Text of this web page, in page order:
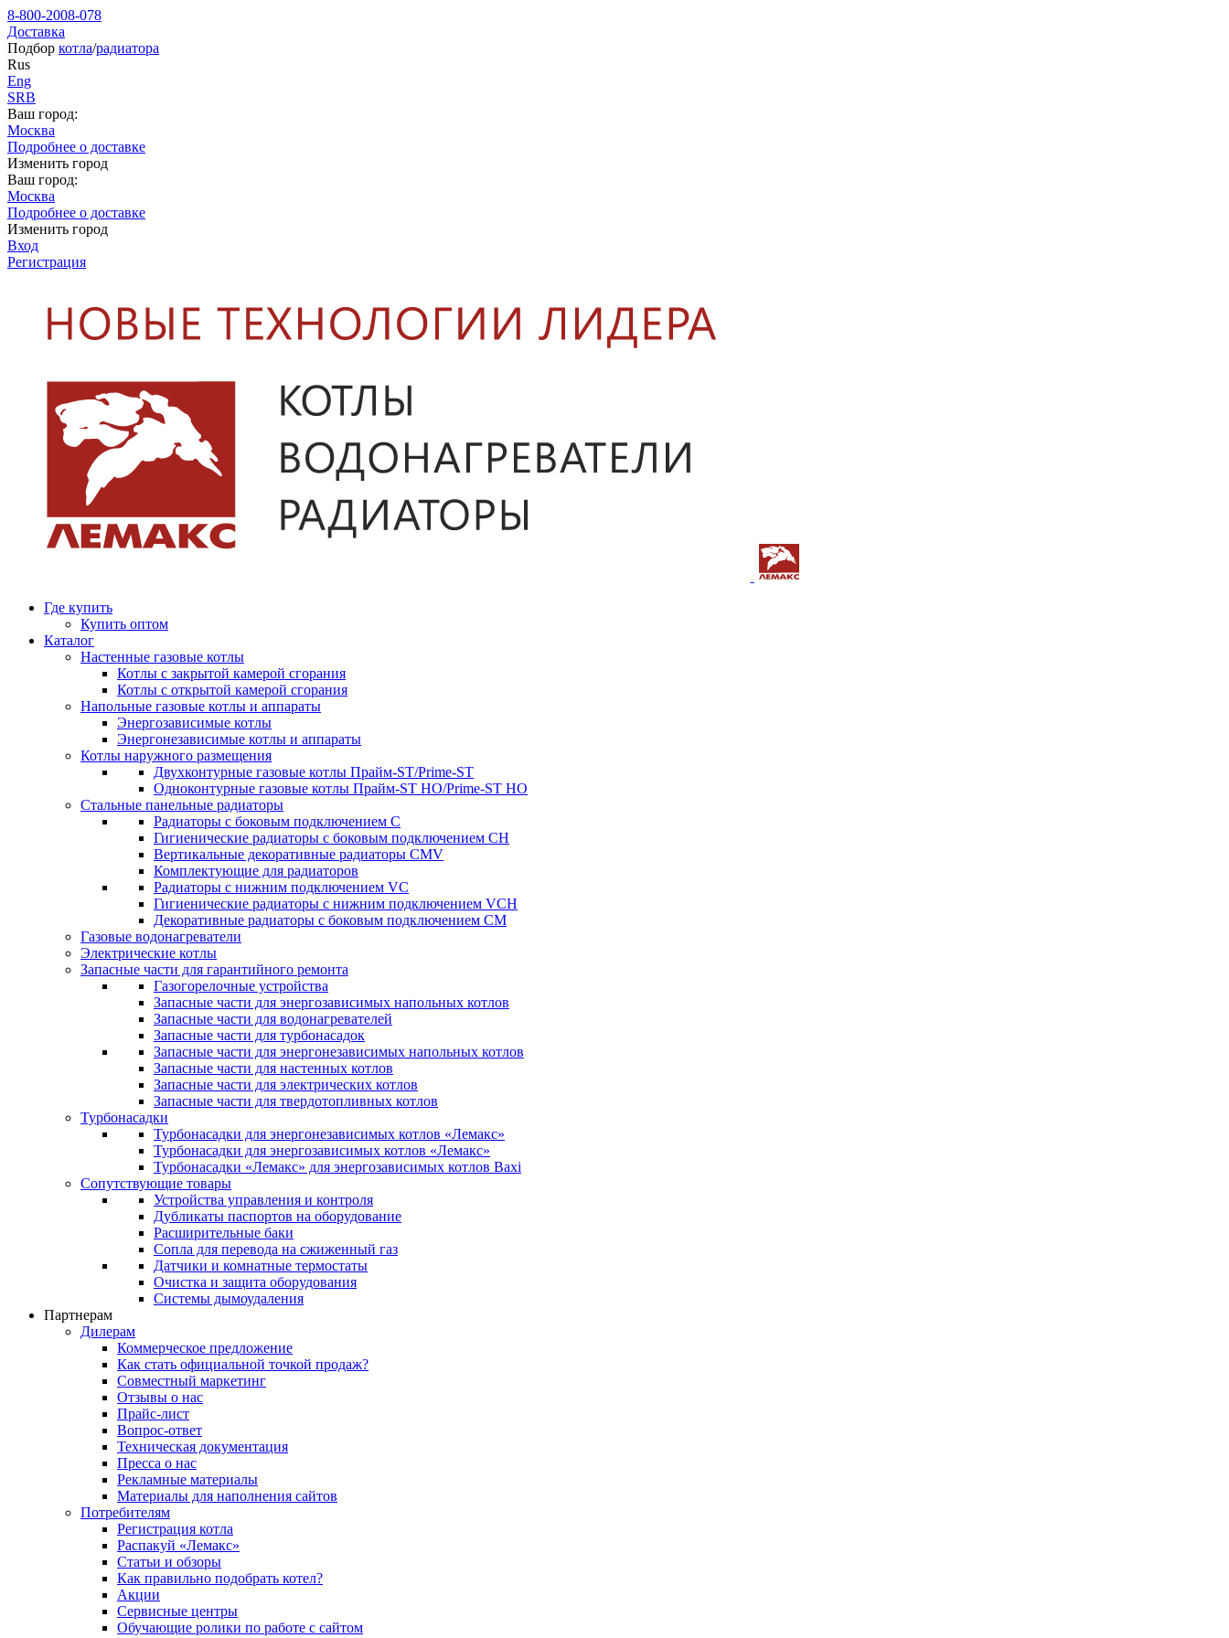
8-800-2008-078
Доставка
Подбор котла/радиатора
Rus
Eng
SRB
Ваш город:
Москва
Подробнее о доставке
Изменить город
Ваш город:
Москва
Подробнее о доставке
Изменить город
Вход
Регистрация
Где купить
Купить оптом
Каталог
Настенные газовые котлы
Котлы с закрытой камерой сгорания
Котлы с открытой камерой сгорания
Напольные газовые котлы и аппараты
Энергозависимые котлы
Энергонезависимые котлы и аппараты
Котлы наружного размещения
Двухконтурные газовые котлы Прайм-ST/Prime-ST
Одноконтурные газовые котлы Прайм-ST HO/Prime-ST HO
Стальные панельные радиаторы
Радиаторы c боковым подключением C
Гигиенические радиаторы c боковым подключением CH
Вертикальные декоративные радиаторы CMV
Комплектующие для радиаторов
Радиаторы c нижним подключением VC
Гигиенические радиаторы c нижним подключением VCH
Декоративные радиаторы с боковым подключением CM
Газовые водонагреватели
Электрические котлы
Запасные части для гарантийного ремонта
Газогорелочные устройства
Запасные части для энергозависимых напольных котлов
Запасные части для водонагревателей
Запасные части для турбонасадок
Запасные части для энергонезависимых напольных котлов
Запасные части для настенных котлов
Запасные части для электрических котлов
Запасные части для твердотопливных котлов
Турбонасадки
Турбонасадки для энергонезависимых котлов «Лемакс»
Турбонасадки для энергозависимых котлов «Лемакс»
Турбонасадки «Лемакс» для энергозависимых котлов Baxi
Сопутствующие товары
Устройства управления и контроля
Дубликаты паспортов на оборудование
Расширительные баки
Сопла для перевода на сжиженный газ
Датчики и комнатные термостаты
Очистка и защита оборудования
Системы дымоудаления
Партнерам
Дилерам
Коммерческое предложение
Как стать официальной точкой продаж?
Совместный маркетинг
Отзывы о нас
Прайс-лист
Вопрос-ответ
Техническая документация
Пресса о нас
Рекламные материалы
Материалы для наполнения сайтов
Потребителям
Регистрация котла
Распакуй «Лемакс»
Статьи и обзоры
Как правильно подобрать котел?
Акции
Сервисные центры
Обучающие ролики по работе с сайтом